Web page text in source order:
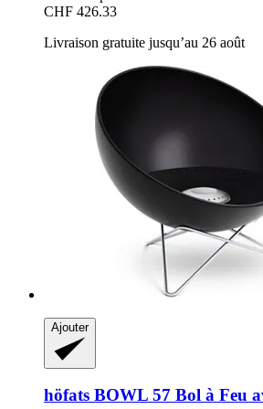
CHF 426.33
Livraison gratuite jusqu’au 26 août
Ajouter
höfats BOWL 57 Bol à Feu